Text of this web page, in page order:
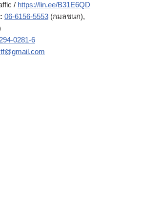
/ https://lin.ee/B31E6QD
06-6156-5553 (กมลชนก),
0281-6